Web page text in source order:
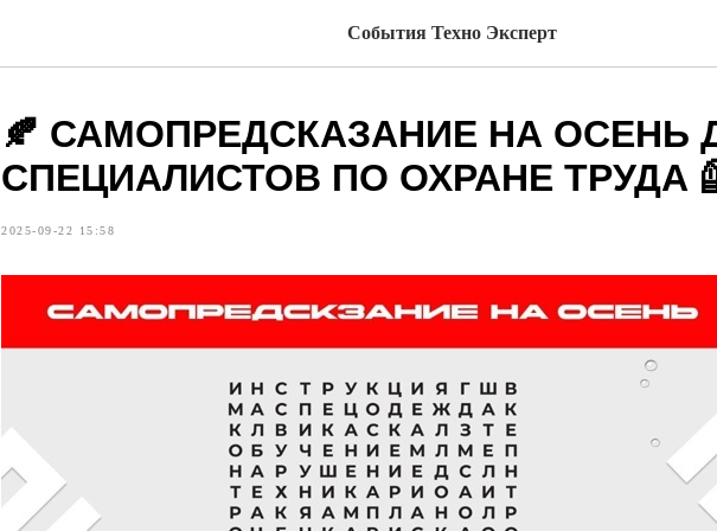
События Техно Эксперт
🍂 САМОПРЕДСКАЗАНИЕ НА ОСЕНЬ
СПЕЦИАЛИСТОВ ПО ОХРАНЕ ТРУДА
2025-09-22 15:58